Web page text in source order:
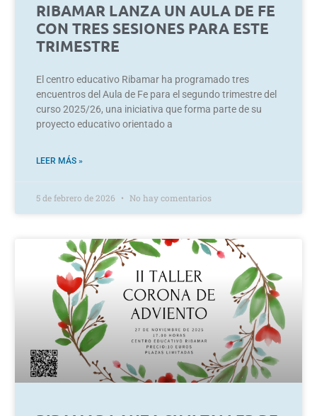
RIBAMAR LANZA UN AULA DE FE
CON TRES SESIONES PARA ESTE
TRIMESTRE
El centro educativo Ribamar ha programado tres
encuentros del Aula de Fe para el segundo trimestre del
curso 2025/26, una iniciativa que forma parte de su
proyecto educativo orientado a
LEER MÁS »
5 de febrero de 2026 No hay comentarios